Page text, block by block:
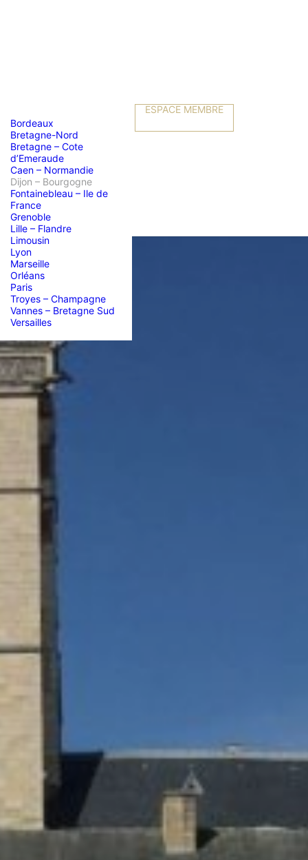
Bordeaux
Bretagne-Nord
Bretagne – Cote
d’Emeraude
Caen – Normandie
Dijon – Bourgogne
Fontainebleau – Ile de
France
Grenoble
Lille – Flandre
Limousin
Lyon
Marseille
Orléans
Paris
Troyes – Champagne
Vannes – Bretagne Sud
Versailles
ESPACE MEMBRE